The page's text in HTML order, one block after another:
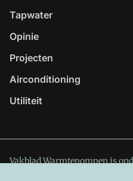
Tapwater
Opinie
Projecten
Airconditioning
Utiliteit
Vakblad Warmtepompen is